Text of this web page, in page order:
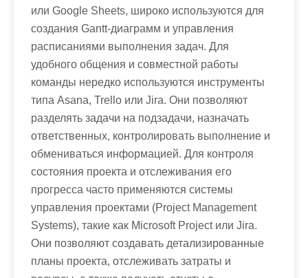
или Google Sheets, широко используются для
создания Gantt-диаграмм и управления
расписаниями выполнения задач. Для
удобного общения и совместной работы
команды нередко используются инструменты
типа Asana, Trello или Jira. Они позволяют
разделять задачи на подзадачи, назначать
ответственных, контролировать выполнение и
обмениваться информацией. Для контроля
состояния проекта и отслеживания его
прогресса часто применяются системы
управления проектами (Project Management
Systems), такие как Microsoft Project или Jira.
Они позволяют создавать детализированные
планы проекта, отслеживать затраты и